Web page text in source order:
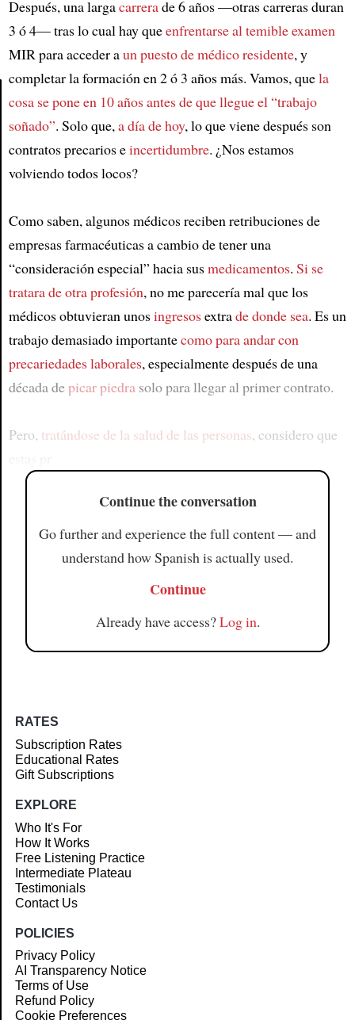
Article
Después, una largacarrerade 6 años —otras carreras duran
3 ó 4— tras lo cual hay queenfrentarse al temible examen
MIR para acceder aun puesto de médico residente, y
completar la formación en 2 ó 3 años más. Vamos, quela
cosa se pone en 10 añosantes de que llegue el “trabajo
soñado”. Solo que,a día de hoy, lo que viene después son
contratos precarios eincertidumbre. ¿Nos estamos
volviendo todos locos?
Como saben, algunos médicos reciben retribuciones de
empresas farmacéuticas a cambio de tener una
“consideración especial” hacia susmedicamentos. Si se
tratara de otra profesión, no me parecería mal que los
médicos obtuvieran unosingresosextrade donde sea. Es un
trabajo demasiado importantecomo para andar con
precariedades laborales, especialmente después de una
década depicar piedrasolo para llegar al primer contrato.
Pero, tratándose de la salud de las personas, considero que
Continue the conversation
Go further and experience the full content — and
understand how Spanish is actually used.
Continue
Already have access?Log in.
RATES
Subscription Rates
Educational Rates
Gift Subscriptions
EXPLORE
Who It's For
How It Works
Free Listening Practice
Intermediate Plateau
Testimonials
Contact Us
POLICIES
Privacy Policy
AI Transparency Notice
Terms of Use
Refund Policy
Cookie Preferences